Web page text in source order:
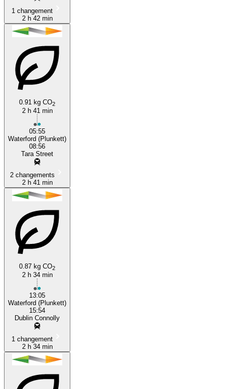
1 changement
2 h 42 min
0.91 kg CO2
2 h 41 min
05:55
Waterford (Plunkett)
08:56
Tara Street
2 changements
2 h 41 min
0.87 kg CO2
2 h 34 min
13:05
Waterford (Plunkett)
15:54
Dublin Connolly
1 changement
2 h 34 min